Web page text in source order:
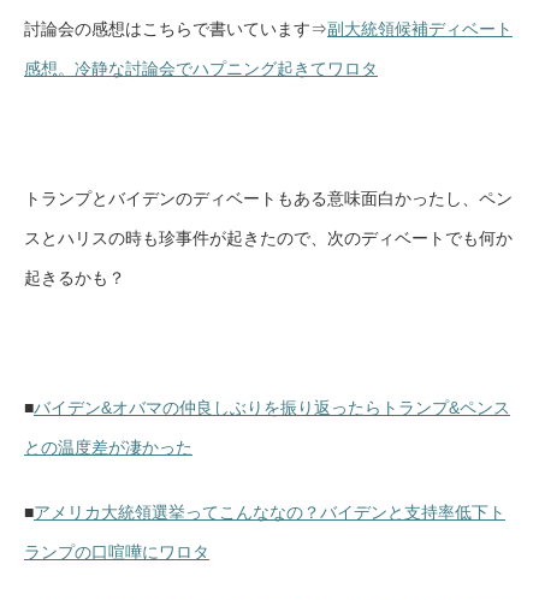
討論会の感想はこちらで書いています⇒副大統領候補ディベート
感想。冷静な討論会でハプニング起きてワロタ
トランプとバイデンのディベートもある意味面白かったし、ペン
スとハリスの時も珍事件が起きたので、次のディベートでも何か
起きるかも？
■バイデン&オバマの仲良しぶりを振り返ったらトランプ&ペンス
との温度差が凄かった
■アメリカ大統領選挙ってこんななの？バイデンと支持率低下ト
ランプの口喧嘩にワロタ